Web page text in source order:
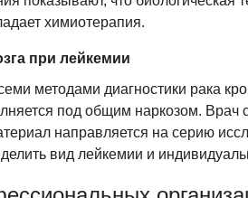
химиотерапия.
при лейкемии
методами диагностики рака
под общим наркозом. Врач
направляется на серию
вид лейкемии и